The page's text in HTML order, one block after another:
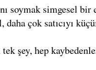
soymak simgesel bir
çok satıcıyı
tek şey, hep